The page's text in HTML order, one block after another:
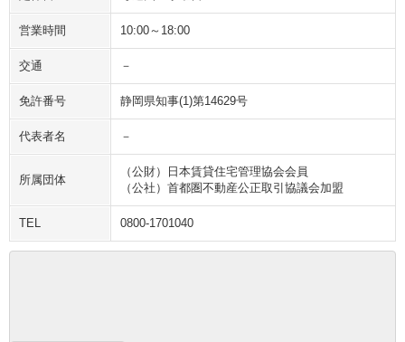
営業時間 10:00～18:00
交通 －
免許番号 静岡県知事(1)第14629号
代表者名 －
所属団体
（公財）日本賃貸住宅管理協会会員
（公社）首都圏不動産公正取引協議会加盟
TEL 0800-1701040